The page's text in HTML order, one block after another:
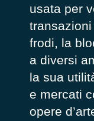
usata per
frodi, la
a diversi
la sua
e mercati
opere